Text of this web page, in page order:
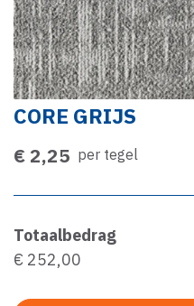
CORE GRIJS
€ 2,25 per tegel
Totaalbedrag
€ 252,00